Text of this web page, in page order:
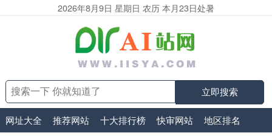
2026年8月9日 星期日 农历 本月23日处暑
立即搜索
网址大全 推荐网站 十大排行榜 快审网站 地区排名